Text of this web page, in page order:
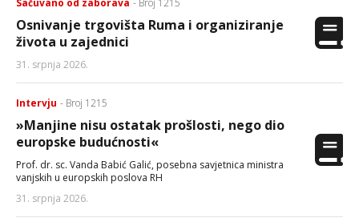
Sačuvano od zaborava - Broj 1215
Osnivanje trgovišta Ruma i organiziranje
života u zajednici
31. srpnja 2026.
Intervju - Broj 1215
»Manjine nisu ostatak prošlosti, nego dio
europske budućnosti«
Prof. dr. sc. Vanda Babić Galić, posebna savjetnica ministra
vanjskih u europskih poslova RH
31. srpnja 2026.